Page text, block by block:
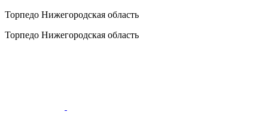
Торпедо Нижегородская область
Торпедо Нижегородская область